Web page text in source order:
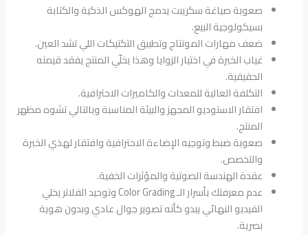
صعوبة صياغة سكريبت يدمج الهوكس الذكية والكتابة
بسيكولوجية البيع.
ضعف مهارات المونتاج وتطبيق التكتيكات اللي تشد العين.
غياب الخبرة في اختيار الزوايا وهذا يخلّي المنتج يفقد قيمته
الحقيقية.
التكلفة العالية للمعدات والكاميرات الاحترافية.
افتقار الاستوديو المجهز والبيئة المناسبة وبالتالي تشوه مظهر
المنتج.
صعوبة ضبط وتوجيه الإضاءة الاحترافية وافتقار لهذي الخبرة
والتخصص.
عقدة الهندسة الصوتية والمؤثرات الخفية.
عدم معرفتك بأسرار الـ Color Grading وتوحيد الفلاتر يخلي
الفيديو النهائي يبدو كأنه تصوير جوال عادي وبدون هوية
بصرية.